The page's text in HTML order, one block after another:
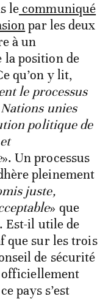
lecommuniqué
par les deux
à un
la position de
qu’on y lit,
le processus
unies
politique de
». Un processus
pleinement
juste,
» que
Est-il utile de
que sur les trois
de sécurité
officiellement
pays s’est